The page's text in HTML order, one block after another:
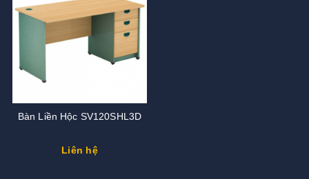
Bàn Liền Hộc SV120SHL3D
Liên hệ